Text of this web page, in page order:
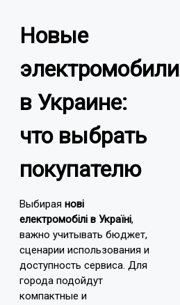
Новые
электромобили
в Украине:
что выбрать
покупателю
Выбирая нові
електромобілі в Україні,
важно учитывать бюджет,
сценарии использования и
доступность сервиса. Для
города подойдут
компактные и